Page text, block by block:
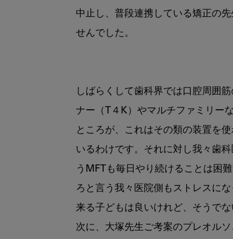
中止し、普段連携している矯正の
せんでした。
しばらくして歯科界では口腔周囲
ナー（T４K）やマルチファミリー
ところが、これはその類の装置を
いるわけです。それに対し我々歯
うMFTも毎日やり続けることは困
ろと言う我々医院側もストレスに
来る子どもは良いけれど、そうで
次に、大塚先生ご考案のプレオル